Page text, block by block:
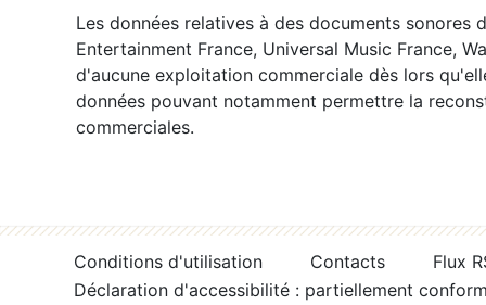
Les données relatives à des documents sonores
Entertainment France, Universal Music France,
d'aucune exploitation commerciale dès lors
données pouvant notamment permettre la
commerciales.
Conditions d'utilisation Contacts
Flux
Déclaration d'accessibilité : partiellement